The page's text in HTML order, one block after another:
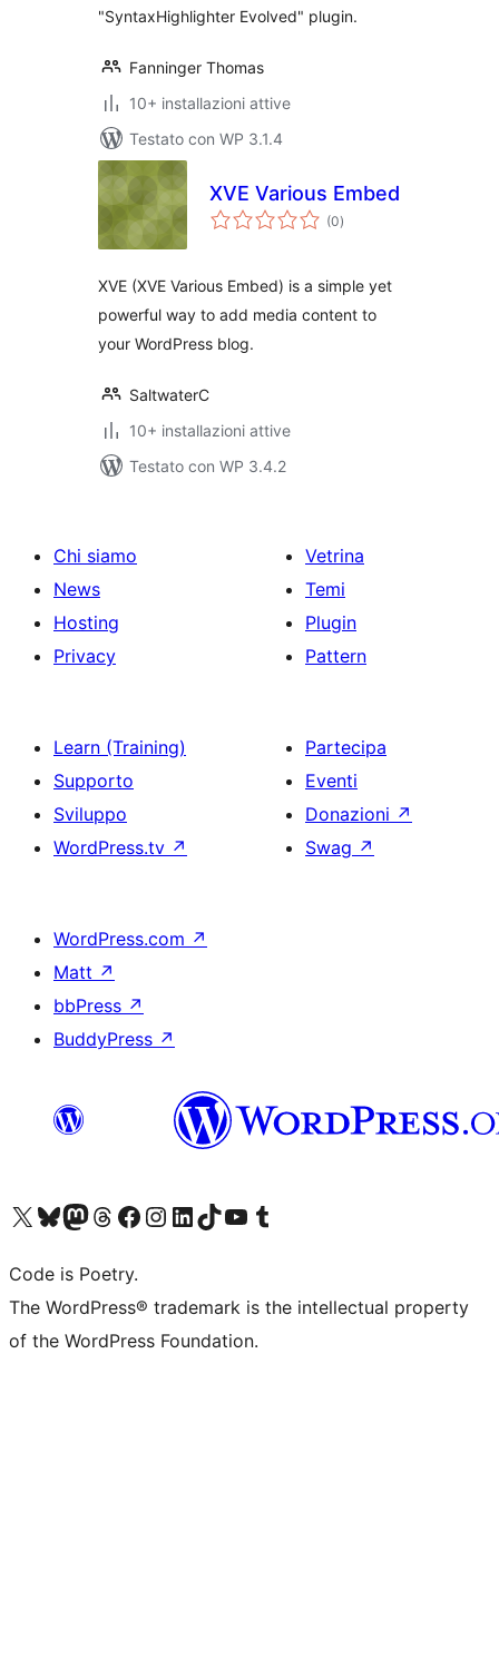
"SyntaxHighlighter Evolved" plugin.
Fanninger Thomas
10+ installazioni attive
Testato con WP 3.1.4
XVE Various Embed
(0valutazioni
totali
)
XVE (XVE Various Embed) is a simple yet
powerful way to add media content to
your WordPress blog.
SaltwaterC
10+ installazioni attive
Testato con WP 3.4.2
Chi siamo
News
Hosting
Privacy
Vetrina
Temi
Plugin
Pattern
Learn (Training)
Supporto
Sviluppo
WordPress.tv ↗
Partecipa
Eventi
Donazioni ↗
Swag ↗
WordPress.com ↗
Matt ↗
bbPress ↗
BuddyPress ↗
Visita il nostro account X (ex Twitter)
Visita il nostro account Bluesky
Visita il nostro account Mastodon
Visita il nostro account Threads
Visita la nostra pagina Facebook
Visita il nostro account Instagram
Visita il nostro account LinkedIn
Visita il nostro account TikTok
Visita il nostro canale YouTube
Visita il nostro account Tumblr
Code is Poetry.
The WordPress® trademark is the intellectual property
of the WordPress Foundation.